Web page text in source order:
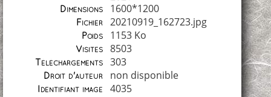
Dimensions 1600*1200
Fichier 20210919_162723.jpg
Poids 1153 Ko
Visites 8503
Téléchargements 303
Droit d'auteur non disponible
Identifiant image 4035